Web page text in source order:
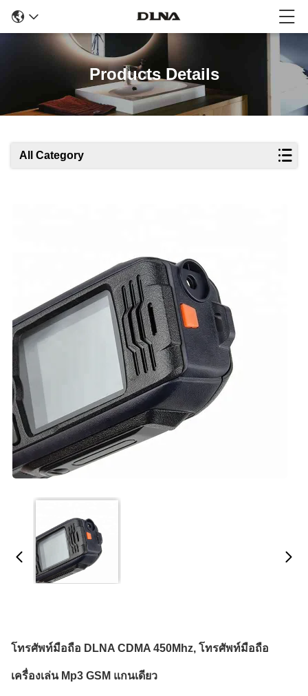
Products Details
All Category
โทรศัพท์มือถือ DLNA CDMA 450Mhz, โทรศัพท์มือถือ
เครื่องเล่น Mp3 GSM แกนเดียว